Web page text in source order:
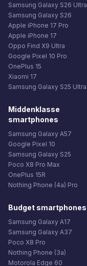
Samsung Galaxy S26 Ultra
Samsung Galaxy S26
Apple iPhone 17 Pro
Apple iPhone 17
Oppo Find X9 Ultra
Google Pixel 10 Pro
OnePlus 15
Xiaomi 17
Samsung Galaxy S25 Ultra
Middenklasse
smartphones
Samsung Galaxy A57
Google Pixel 10
Samsung Galaxy S25
Poco X8 Pro Max
OnePlus 15R
Nothing Phone (4a) Pro
Budget smartphones
Samsung Galaxy A17
Samsung Galaxy A37
Poco X8 Pro
Nothing Phone (3a)
Motorola Edge 60